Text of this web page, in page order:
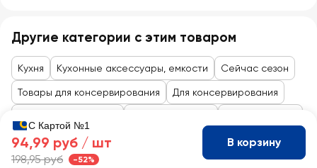
Другие категории с этим товаром
Кухня Кухонные аксессуары, емкости Сейчас сезон
Товары для консервирования Для консервирования
С Картой №1
94,99 руб / шт
198,95 руб -52%
В корзину